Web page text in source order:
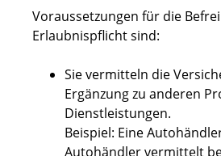
Voraussetzungen für die
Erlaubnispflicht sind:
Sie vermitteln die
Ergänzung zu anderen
Dienstleistungen.
Beispiel: Eine
Autohändler vermittelt